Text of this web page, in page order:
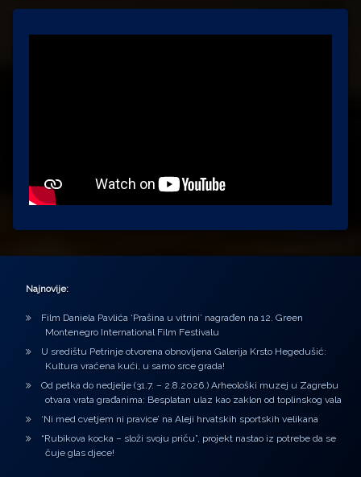
Najnovije:
Film Daniela Pavlića ‘Prašina u vitrini’ nagrađen na 12. Green
Montenegro International Film Festivalu
U središtu Petrinje otvorena obnovljena Galerija Krsto Hegedušić:
Kultura vraćena kući, u samo srce grada!
Od petka do nedjelje (31.7. – 2.8.2026.) Arheološki muzej u Zagrebu
otvara vrata građanima: Besplatan ulaz kao zaklon od toplinskog vala
‘Ni med cvetjem ni pravice’ na Aleji hrvatskih sportskih velikana
“Rubikova kocka – složi svoju priču”, projekt nastao iz potrebe da se
čuje glas djece!